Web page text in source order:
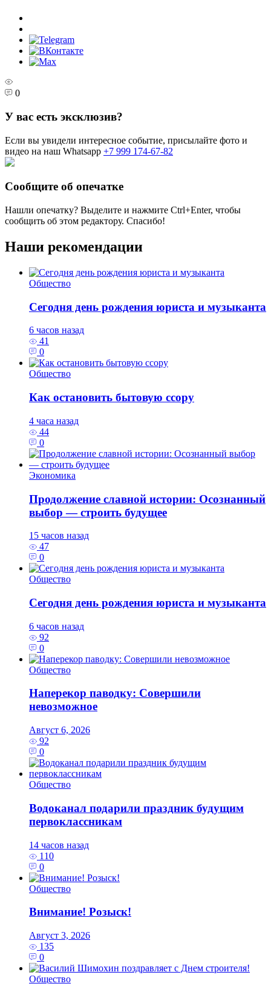
0
У вас есть эксклюзив?
Если вы увидели интересное событие, присылайте фото и
видео на наш Whatsapp +7 999 174-67-82
Сообщите об опечатке
Нашли опечатку? Выделите и нажмите Ctrl+Enter, чтобы
сообщить об этом редактору. Спасибо!
Наши рекомендации
Общество
Сегодня день рождения юриста и музыканта
6 часов назад
41
0
Общество
Как остановить бытовую ссору
4 часа назад
44
0
Экономика
Продолжение славной истории: Осознанный
выбор — строить будущее
15 часов назад
47
0
Общество
Сегодня день рождения юриста и музыканта
6 часов назад
92
0
Общество
Наперекор паводку: Совершили
невозможное
Август 6, 2026
92
0
Общество
Водоканал подарили праздник будущим
первоклассникам
14 часов назад
110
0
Общество
Внимание! Розыск!
Август 3, 2026
135
0
Общество